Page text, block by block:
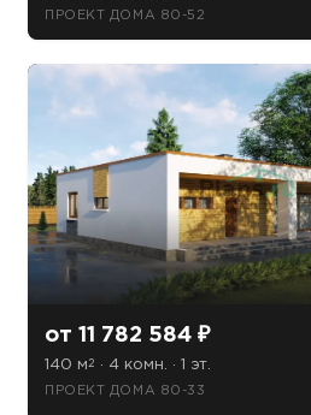
ПРОЕКТ ДОМА 80-52
от 11 782 584 ₽
140 м 2 · 4 комн. · 1 эт.
ПРОЕКТ ДОМА 80-33
Telegram
Даю согласие на обработку
политикой обработки